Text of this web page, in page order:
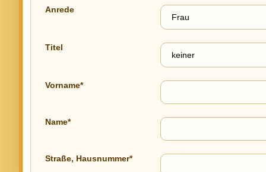
Anrede
Titel
Vorname*
Name*
Straße, Hausnummer*